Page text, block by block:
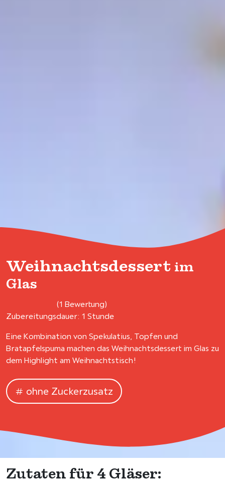
Weihnachtsdessert im
Glas
(1 Bewertung)
Zubereitungsdauer: 1 Stunde
Eine Kombination von Spekulatius, Topfen und
Bratapfelspuma machen das Weihnachtsdessert im Glas zu
dem Highlight am Weihnachtstisch!
ohne Zuckerzusatz
Zutaten für 4 Gläser: